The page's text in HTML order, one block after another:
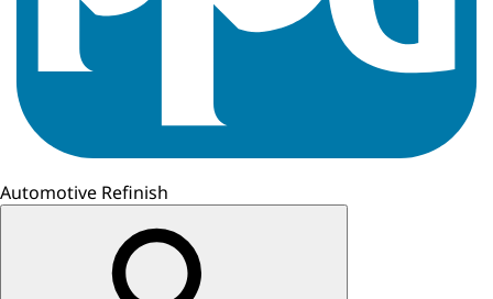
Automotive Refinish